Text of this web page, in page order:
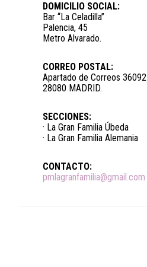
DOMICILIO SOCIAL:
Bar “La Celadilla”
Palencia, 45
Metro Alvarado.
CORREO POSTAL:
Apartado de Correos 36092
28080 MADRID.
SECCIONES:
· La Gran Familia Úbeda
· La Gran Familia Alemania
CONTACTO:
pmlagranfamilia@gmail.com